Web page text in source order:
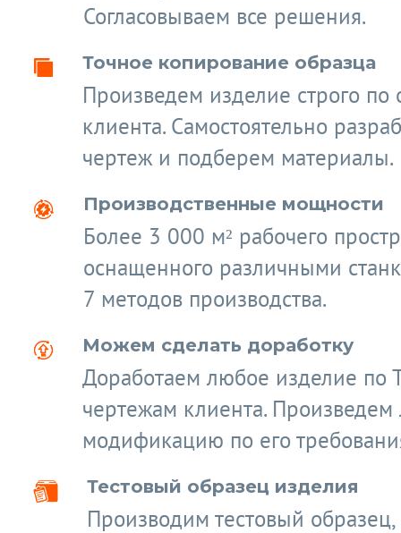
Согласовываем все решения.
Точное копирование образца
Произведем изделие строго по
клиента. Самостоятельно
чертеж и подберем материалы.
Производственные мощности
Более 3 000 м² рабочего
оснащенного различными
7 методов производства.
Можем сделать доработку
Доработаем любое изделие по
чертежам клиента.
модификацию по его
Тестовый образец изделия
Производим тестовый образец,